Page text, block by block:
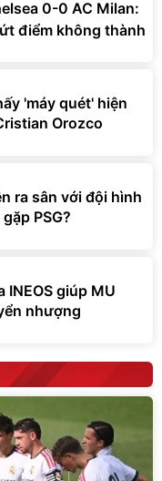
0-0 AC Milan:
điểm không thành
'máy quét' hiện
Orozco
ra sân với đội hình
PSG?
INEOS giúp MU
nhượng